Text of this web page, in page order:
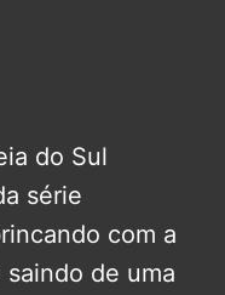
do Sul
série
com a
de uma